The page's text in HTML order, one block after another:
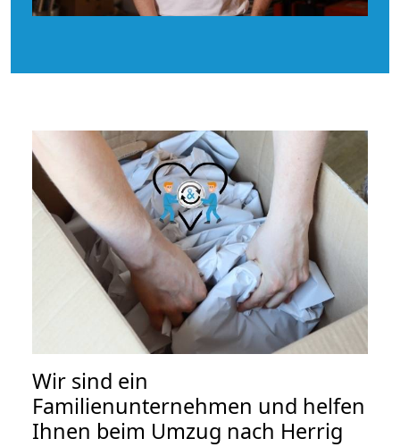
Wir sind ein
Familienunternehmen und helfen
Ihnen beim Umzug nach Herrig